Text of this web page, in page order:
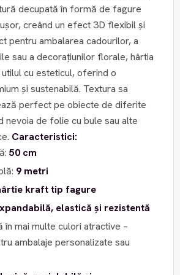
decupată în formă de fagure
creând un efect 3D flexibil și
pentru ambalarea cadourilor, a
sau a decorațiunilor florale, hârtia
cu esteticul, oferind o
și sustenabilă. Textura sa
perfect pe obiecte de diferite
nevoia de folie cu bule sau alte
Caracteristici:
50 cm
9 metri
kraft tip fagure
elastică și rezistentă
în mai multe culori atractive –
ambalaje personalizate sau